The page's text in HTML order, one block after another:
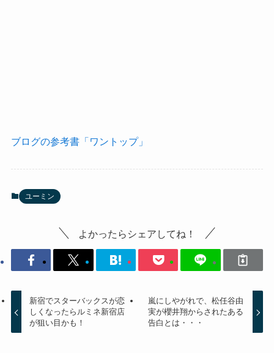
ブログの参考書「ワントップ」
ユーミン
よかったらシェアしてね！
新宿でスターバックスが恋
しくなったらルミネ新宿店
が狙い目かも！
嵐にしやがれで、松任谷由
実が櫻井翔からされたある
告白とは・・・